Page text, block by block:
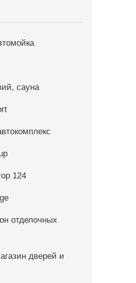
сауна
124
отделочных
дверей и